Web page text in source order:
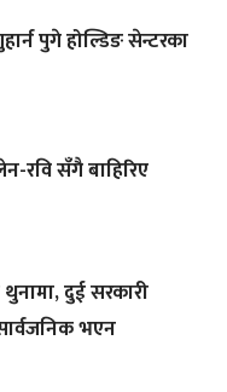
पुगे होल्डिङ सेन्टरका
सँगै बाहिरिए
दुई सरकारी
भएन